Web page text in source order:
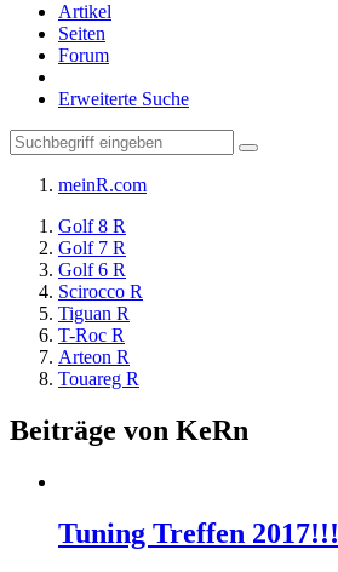
Artikel
Seiten
Forum
Erweiterte Suche
meinR.com
Golf 8 R
Golf 7 R
Golf 6 R
Scirocco R
Tiguan R
T-Roc R
Arteon R
Touareg R
Beiträge von KeRn
Tuning Treffen 2017!!!